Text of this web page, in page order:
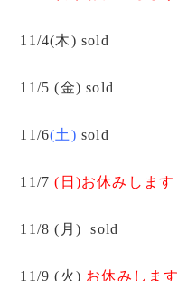
11/4(木) sold
11/5 (金) sold
11/6(土) sold
11/7(日)お休みします
11/8 (月) sold
11/9 (火) お休みします